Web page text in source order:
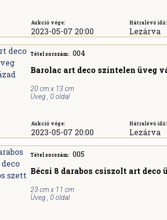
Aukció vége:
2023-05-07 20:00
Hátralévő idő:
Lezárva
Tétel sorszám: 004
Barolac art deco színtelen üveg
20 cm x 13 cm
Üveg , 0 oldal
Aukció vége:
2023-05-07 20:00
Hátralévő idő:
Lezárva
Tétel sorszám: 005
Bécsi 8 darabos csiszolt art
23 cm x 11 cm
Üveg , 0 oldal